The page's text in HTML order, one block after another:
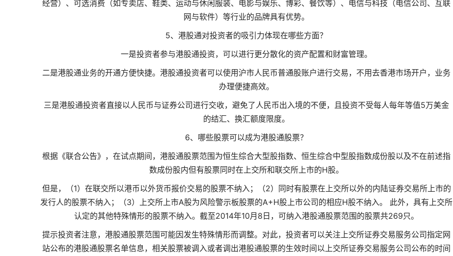
经营）、可选消费（如专卖店、鞋类、运动与休闲服装、电影与娱乐、博彩、餐饮等）、电信与科技（电信公司、互联
网与软件）等行业的品牌具有优势。
5、港股通对投资者的吸引力体现在哪些方面？
一是投资者参与港股通投资，可以进行更分散化的资产配置和财富管理。
二是港股通业务的开通方便快捷。港股通投资者可以使用沪市人民币普通股账户进行交易，不用去香港市场开户，业务
办理便捷高效。
三是港股通投资者直接以人民币与证券公司进行交收，避免了人民币出入境的不便，且投资不受每人每年等值5万美金
的结汇、换汇额度限度。
6、哪些股票可以成为港股通股票？
根据《联合公告》，在试点期间，港股通股票范围为恒生综合大型股指数、恒生综合中型股指数成份股以及不在前述指
数成份股内但有股票同时在上交所和联交所上市的H股。
但是，（1）在联交所以港币以外货币报价交易的股票不纳入；（2）同时有股票在上交所以外的内陆证券交易所上市的
发行人的股票不纳入；（3）上交所上市A股为风险警示板股票的A+H股上市公司的相应H股不纳入。 此外，具有上交所
认定的其他特殊情形的股票不纳入。截至2014年10月8日，可纳入港股通股票范围的股票共269只。
提示投资者注意，港股通股票范围可能因发生特殊情形而调整。对此，投资者可以关注上交所证券交易服务公司指定网
站公布的港股通股票名单信息，相关股票被调入或者调出港股通股票的生效时间以上交所证券交易服务公司公布的时间